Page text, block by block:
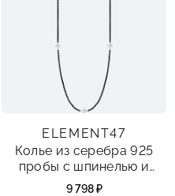
ELEMENT47
Колье из серебра 925
пробы с шпинелью и
перламутром
9 798 ₽